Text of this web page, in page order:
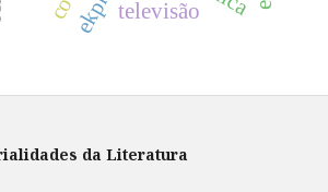
televisão
da Literatura